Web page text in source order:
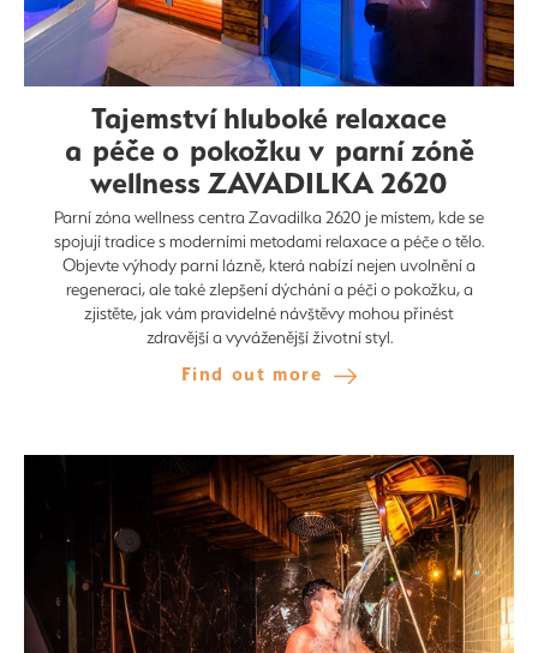
Tajemství hluboké relaxace
a péče o pokožku v parní zóně
wellness ZAVADILKA 2620
Parní zóna wellness centra Zavadilka 2620 je místem, kde se
spojují tradice s moderními metodami relaxace a péče o tělo.
Objevte výhody parní lázně, která nabízí nejen uvolnění a
regeneraci, ale také zlepšení dýchání a péči o pokožku, a
zjistěte, jak vám pravidelné návštěvy mohou přinést
zdravější a vyváženější životní styl.
Find out more